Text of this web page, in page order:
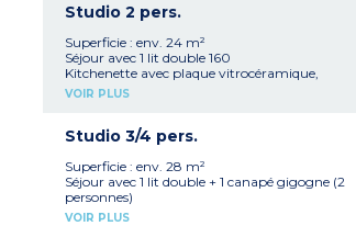
Studio 2 pers.
Superficie : env. 24 m²
Séjour avec 1 lit double 160
Kitchenette avec plaque vitrocéramique,
réfrigérateur, micro-ondes, lave-vaisselle,
Fenêtre en arc "bow-window"
VOIR PLUS
Studio 3/4 pers.
Superficie : env. 28 m²
Séjour avec 1 lit double + 1 canapé gigogne (2
personnes)
Kitchenette avec plaque chauffante,
VOIR PLUS